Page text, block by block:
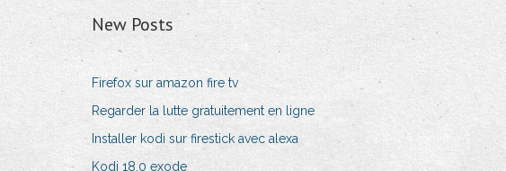
New Posts
Firefox sur amazon fire tv
Regarder la lutte gratuitement en ligne
Installer kodi sur firestick avec alexa
Kodi 18.0 exode